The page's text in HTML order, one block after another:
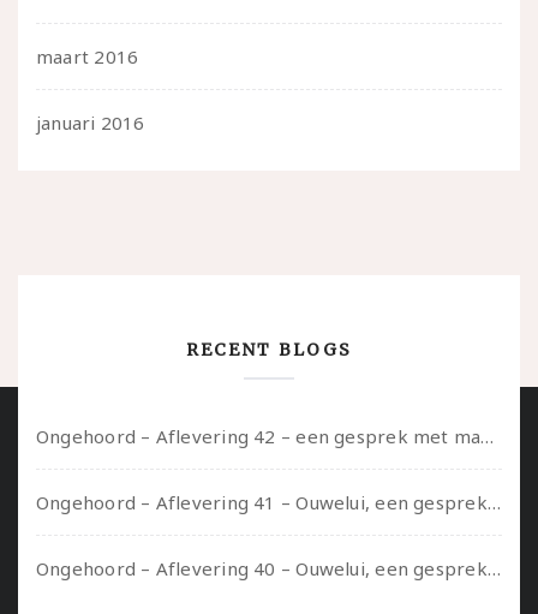
maart 2016
januari 2016
RECENT BLOGS
Ongehoord – Aflevering 42 – een gesprek met marijn over seksueel opbloeien, het ouderschap uitvinden en verschillende leeftijden in je mee dragen
Ongehoord – Aflevering 41 – Ouwelui, een gesprek met Marcelle over polyamorie op latere leeftijd, (mantel)zorg voor je partners en seksueel plezier.
Ongehoord – Aflevering 40 – Ouwelui, een gesprek met Sadie Lune over vormende relaties en de geschiedenis van de queer pornobeweging